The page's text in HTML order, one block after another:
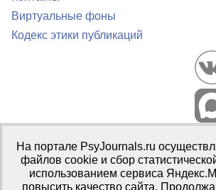
Виртуальные фоны
Кодекс этики публикаций
Портал психологических изданий
Правила использования материалов
Свидетельство регистрации СМИЭл № ФС77-
2016 г.
На портале PsyJournals.ru
файлов cookie и сбор
использованием сервиса
повысить качество сайта.